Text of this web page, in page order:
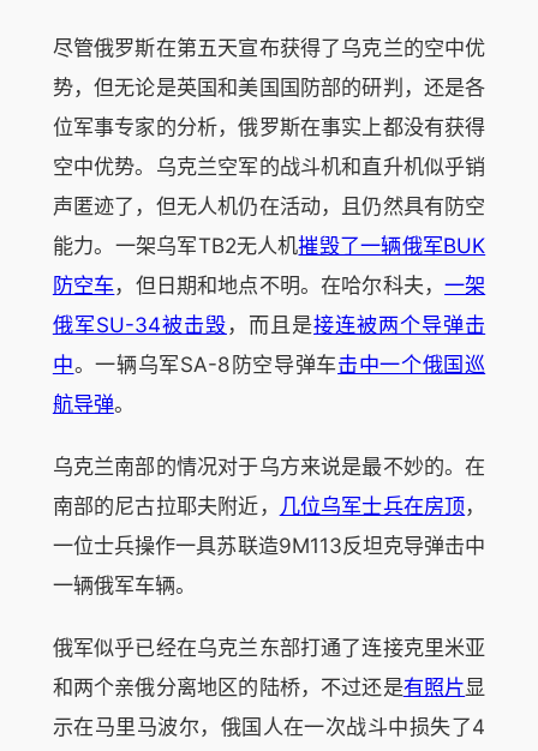
尽管俄罗斯在第五天宣布获得了乌克兰的空中优
势，但无论是英国和美国国防部的研判，还是各
位军事专家的分析，俄罗斯在事实上都没有获得
空中优势。乌克兰空军的战斗机和直升机似乎销
声匿迹了，但无人机仍在活动，且仍然具有防空
能力。一架乌军TB2无人机摧毁了一辆俄军BUK
防空车，但日期和地点不明。在哈尔科夫，一架
俄军SU-34被击毁，而且是接连被两个导弹击
中。一辆乌军SA-8防空导弹车击中一个俄国巡
航导弹。
乌克兰南部的情况对于乌方来说是最不妙的。在
南部的尼古拉耶夫附近，
几位乌军士兵在房顶，
一位士兵操作一具苏联造9M113反坦克导弹击中
一辆俄军车辆。
俄军似乎已经在乌克兰东部打通了连接克里米亚
和两个亲俄分离地区的陆桥，不过还是有照片显
示在马里马波尔，俄国人在一次战斗中损失了4